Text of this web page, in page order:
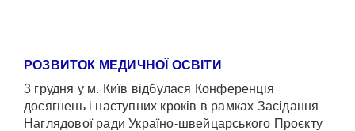
РОЗВИТОК МЕДИЧНОЇ ОСВІТИ
3 грудня у м. Київ відбулася Конференція
досягнень і наступних кроків в рамках Засідання
Наглядової ради Україно-швейцарського Проєкту